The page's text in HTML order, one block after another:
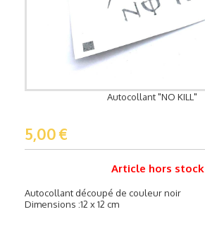
Autocollant "NO KILL"
5,00€
Article hors stock
Autocollant découpé de couleur noir
Dimensions :12 x 12 cm